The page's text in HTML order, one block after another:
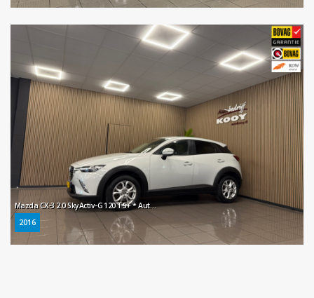
Mazda CX-3 2.0 SkyActiv-G 120 TS+ * Automaat / LED / Cruise control / LM Velgen / Stoelverwarming *
2016